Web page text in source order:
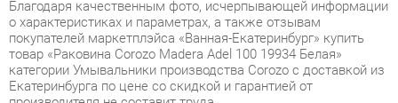
Екатеринбурга по цене со скидкой и гарантией от
производителя не составит труда.
Мы отправляем заказы в доставку ежедневно. Товары из
ассортимента в наличии на складе в Екатеринбурге вы
получите не позднее48-ми часовс момента оформления
заказа. Дополнительно вы можете заказать подъём на этаж